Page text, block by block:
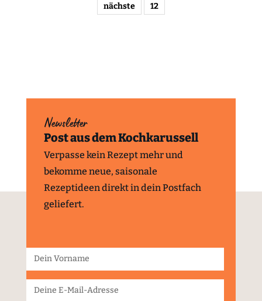
nächste
12
Newsletter
Post aus dem Kochkarussell
Verpasse kein Rezept mehr und
bekomme neue, saisonale
Rezeptideen direkt in dein Postfach
geliefert.